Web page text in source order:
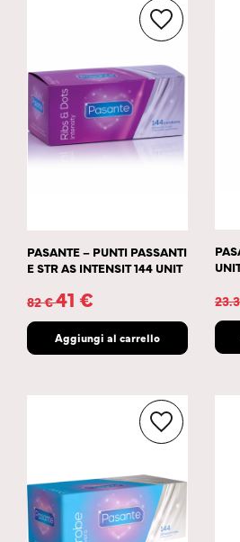
PASANTE – PUNTI PASSANTI
E STR AS INTENSIT 144 UNIT
82€41 €
Aggiungi al carrello